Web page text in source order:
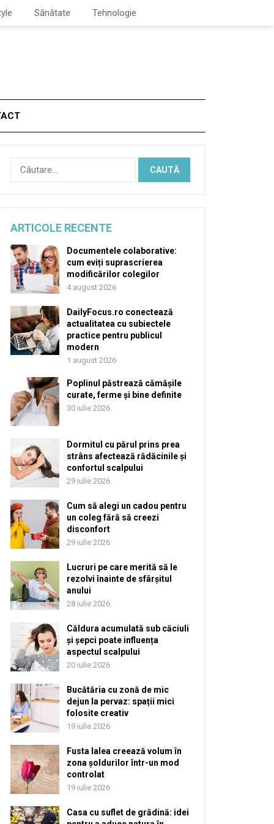
Sănătate Tehnologie
Caută
după:
ARTICOLE RECENTE
Documentele colaborative:
cum eviți suprascrierea
modificărilor colegilor
4 august 2026
DailyFocus.ro conectează
actualitatea cu subiectele
practice pentru publicul
modern
1 august 2026
Poplinul păstrează cămășile
curate, ferme și bine definite
30 iulie 2026
Dormitul cu părul prins prea
strâns afectează rădăcinile și
confortul scalpului
29 iulie 2026
Cum să alegi un cadou pentru
un coleg fără să creezi
disconfort
29 iulie 2026
Lucruri pe care merită să le
rezolvi înainte de sfârșitul
anului
28 iulie 2026
Căldura acumulată sub căciuli
și șepci poate influența
aspectul scalpului
20 iulie 2026
Bucătăria cu zonă de mic
dejun la pervaz: spații mici
folosite creativ
19 iulie 2026
Fusta lalea creează volum în
zona șoldurilor într-un mod
controlat
19 iulie 2026
Casa cu suflet de grădină: idei